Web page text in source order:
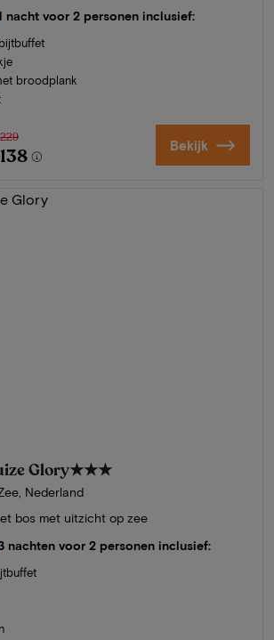
nacht voor 2 personen inclusief:
broodplank
229
138 Bekijk
Glory★★★
Nederland
bos met uitzicht op zee
nachten voor 2 personen inclusief: